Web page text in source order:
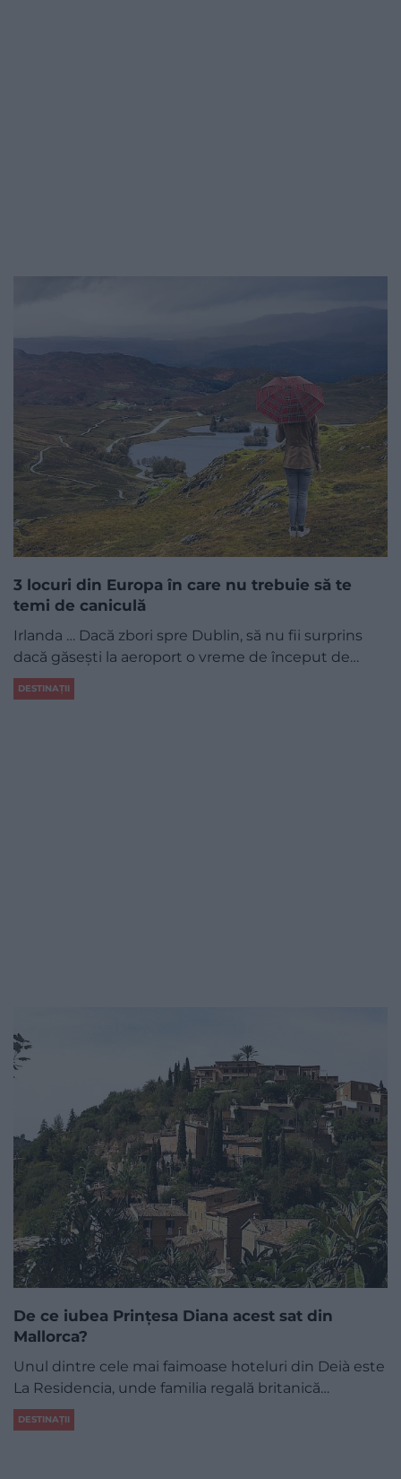
3 locuri din Europa în care nu trebuie să te
temi de caniculă
Irlanda … Dacă zbori spre Dublin, să nu fii surprins
dacă găsești la aeroport o vreme de început de…
DESTINAȚII
De ce iubea Prințesa Diana acest sat din
Mallorca?
Unul dintre cele mai faimoase hoteluri din Deià este
La Residencia, unde familia regală britanică…
DESTINAȚII